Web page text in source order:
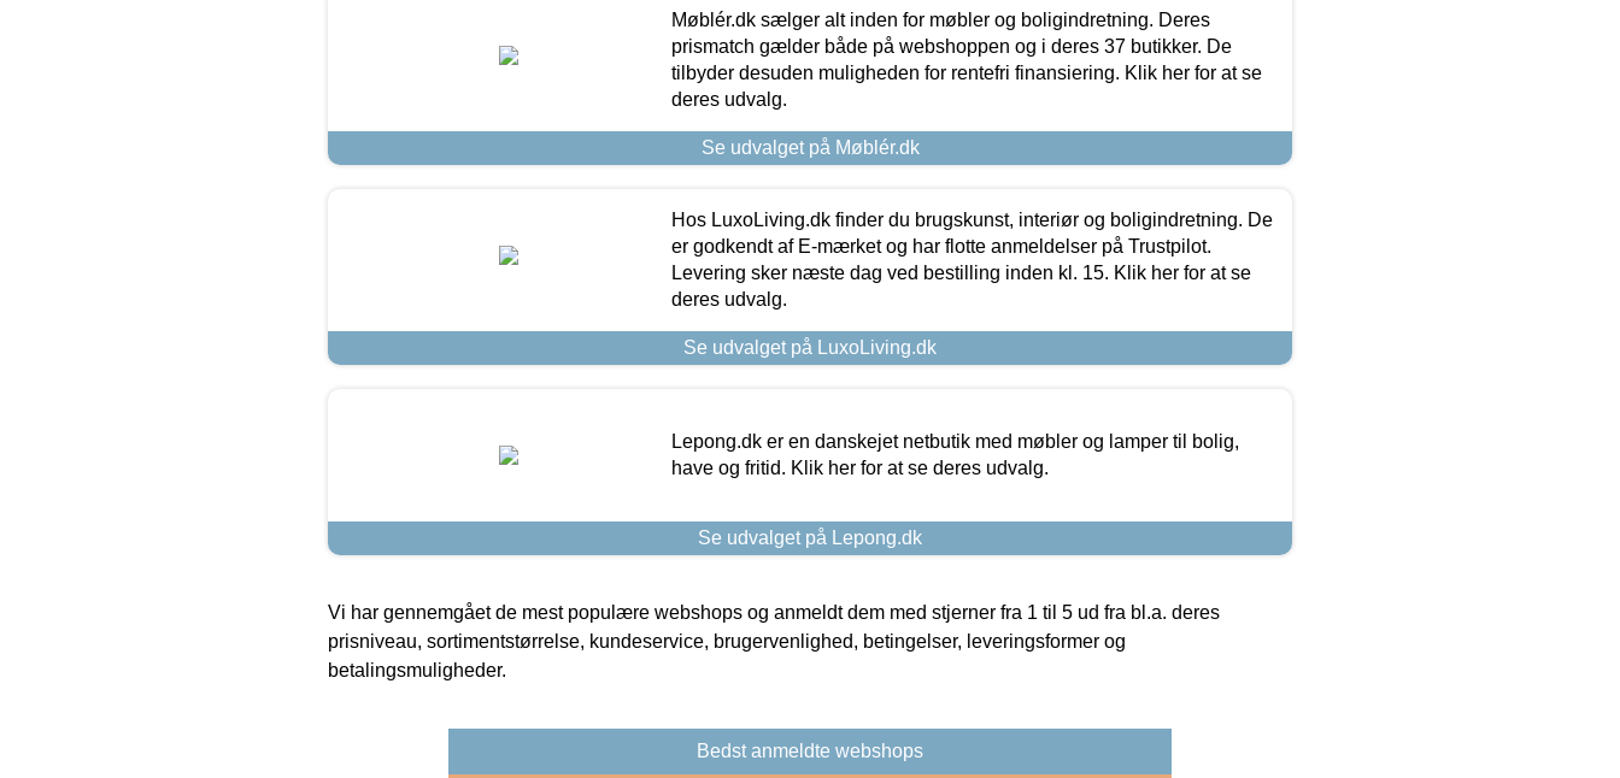
Møblér.dk sælger alt inden for møbler og boligindretning. Deres
prismatch gælder både på webshoppen og i deres 37 butikker. De
tilbyder desuden muligheden for rentefri finansiering. Klik her for at se
deres udvalg.
Se udvalget på Møblér.dk
Hos LuxoLiving.dk finder du brugskunst, interiør og boligindretning. De
er godkendt af E-mærket og har flotte anmeldelser på Trustpilot.
Levering sker næste dag ved bestilling inden kl. 15. Klik her for at se
deres udvalg.
Se udvalget på LuxoLiving.dk
Lepong.dk er en danskejet netbutik med møbler og lamper til bolig,
have og fritid. Klik her for at se deres udvalg.
Se udvalget på Lepong.dk
Vi har gennemgået de mest populære webshops og anmeldt dem med stjerner fra 1 til 5 ud fra bl.a. deres
prisniveau, sortimentstørrelse, kundeservice, brugervenlighed, betingelser, leveringsformer og
betalingsmuligheder.
Bedst anmeldte webshops